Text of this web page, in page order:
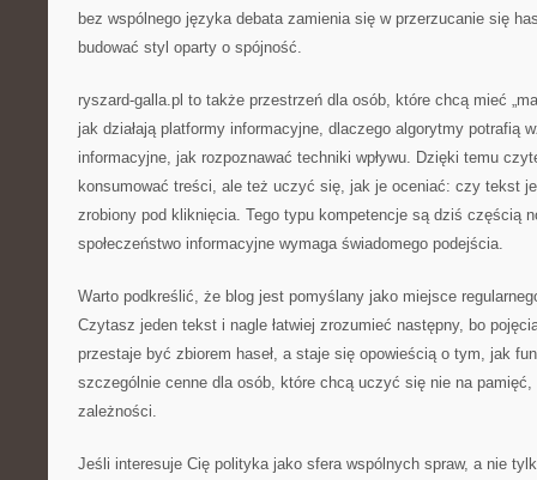
bez wspólnego języka debata zamienia się w przerzucanie się
budować styl oparty o spójność.
ryszard-galla.pl to także przestrzeń dla osób, które chcą mieć
jak działają platformy informacyjne, dlaczego algorytmy potrafią
informacyjne, jak rozpoznawać techniki wpływu. Dzięki temu
konsumować treści, ale też uczyć się, jak je oceniać: czy tekst
zrobiony pod kliknięcia. Tego typu kompetencje są dziś częścią
społeczeństwo informacyjne wymaga świadomego podejścia.
Warto podkreślić, że blog jest pomyślany jako miejsce
Czytasz jeden tekst i nagle łatwiej zrozumieć następny, bo
przestaje być zbiorem haseł, a staje się opowieścią o tym, jak
szczególnie cenne dla osób, które chcą uczyć się nie na
zależności.
Jeśli interesuje Cię polityka jako sfera wspólnych spraw, a nie